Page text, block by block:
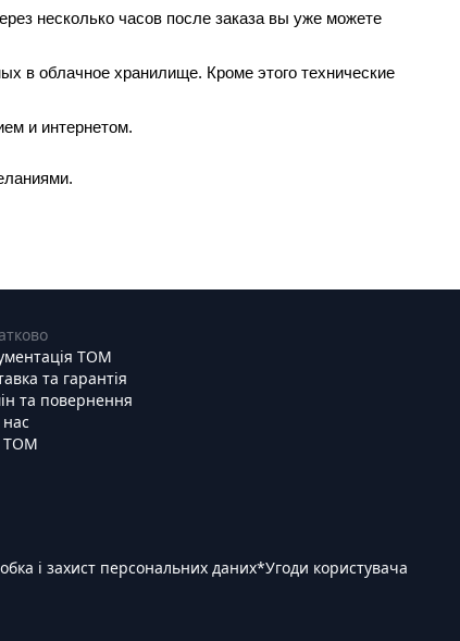
несколько часов после заказа вы уже можете
в облачное хранилище. Кроме этого технические
и интернетом.
ТОМ
та гарантія
та повернення
ТОМ
і захист персональних даних*Угоди користувача